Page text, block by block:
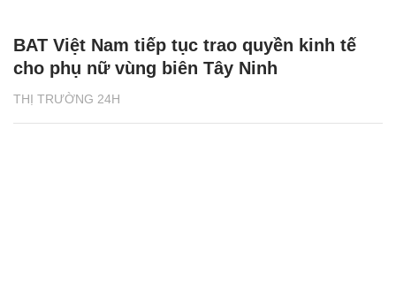
THỊ TRƯỜNG 24H
BAT Việt Nam tiếp tục trao quyền kinh tế
cho phụ nữ vùng biên Tây Ninh